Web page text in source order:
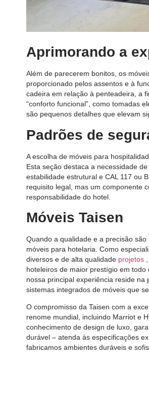
Aprimorando a
Além de parecerem bonitos, os
proporcionado pelos assentos e à
cadeira em relação à penteadeira, a
“conforto funcional”, como tomadas
são pequenos detalhes que elevam
Padrões de
A escolha de móveis para
Esta seção destaca a necessidade
estabilidade estrutural e CAL 117 ou
requisito legal, mas um componente
responsabilidade do hotel.
Móveis Taisen
Quando a qualidade e a precisão são
móveis para hotelaria. Como
diversos e de alta qualidade projetos
hoteleiros de maior prestígio em
nossa principal experiência reside
sistemas integrados de móveis que
O compromisso da Taisen com a
renome mundial, incluindo Marriot e
conhecimento de design de luxo,
durável – atenda às especificações
fabricamos ambientes duráveis ​​e